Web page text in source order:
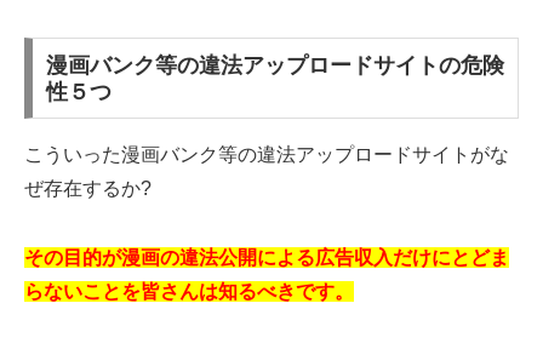
漫画バンク等の違法アップロードサイトの危険
性５つ
こういった漫画バンク等の違法アップロードサイトがな
ぜ存在するか?
その目的が漫画の違法公開による広告収入だけにとどま
らないことを皆さんは知るべきです。